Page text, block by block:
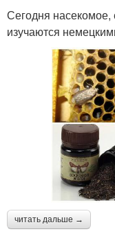
Сегодня насекомое,
изучаются
читать дальше →